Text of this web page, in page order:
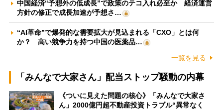
中国経済“予想外の低成長”で政策のテコ入れ必至か 経済運営
方針の修正で成長加速が予想さ…
“AI革命”で爆発的な需要拡大が見込まれる「CXO」とは何
か？ 高い競争力を持つ中国の医薬品…
一覧を見る
「みんなで大家さん」配当ストップ騒動の内幕
《ついに見えた問題の核心》「みんなで大家さ
ん」2000億円超不動産投資トラブル“異常なく